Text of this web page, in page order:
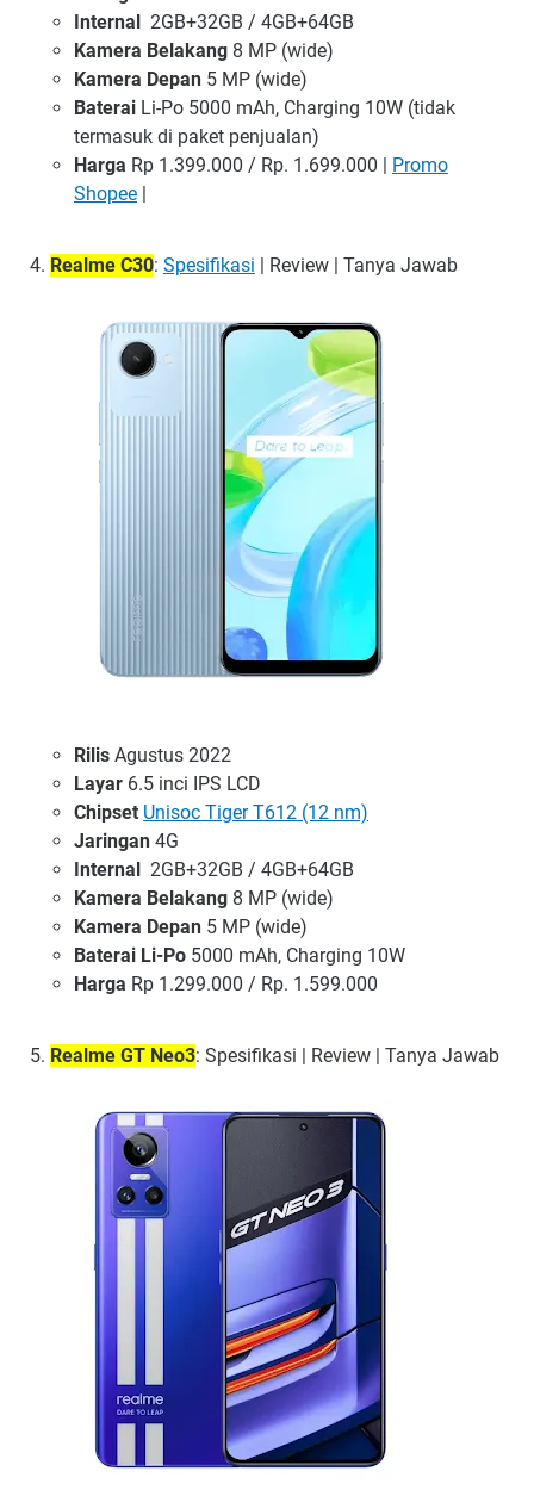
Internal
2GB+32GB / 4GB+64GB
Kamera Belakang 8 MP (wide)
Kamera Depan 5 MP (wide)
Baterai Li-Po 5000 mAh, Charging 10W (tidak
termasuk di paket penjualan)
Harga Rp 1.399.000 / Rp. 1.699.000 |
Promo
Shopee
Realme C30: Spesifikasi | Review | Tanya Jawab
Rilis Agustus 2022
Layar 6.5 inci IPS LCD
Chipset Unisoc Tiger T612 (12 nm)
Jaringan 4G
Internal
2GB+32GB / 4GB+64GB
Kamera Belakang 8 MP (wide)
Kamera Depan 5 MP (wide)
Baterai Li-Po 5000 mAh, Charging 10W
Harga Rp 1.299.000 / Rp. 1.599.000
Realme GT Neo3: Spesifikasi | Review | Tanya Jawab